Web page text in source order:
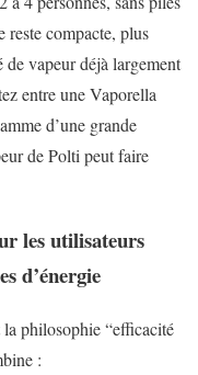
reste compacte, plus
vapeur déjà largement
entre une Vaporella
d’une grande
de Polti peut faire
les utilisateurs
d’énergie
philosophie “efficacité
: